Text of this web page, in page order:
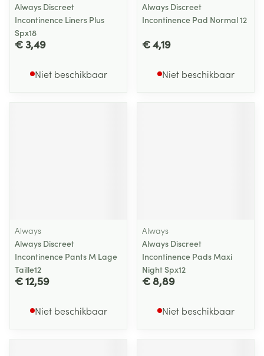
Always Discreet
Incontinence Liners Plus
Spx18
€ 3,49
Niet beschikbaar
Always Discreet
Incontinence Pad Normal 12
€ 4,19
Niet beschikbaar
Always
Always Discreet
Incontinence Pants M Lage
Taille12
€ 12,59
Niet beschikbaar
Always
Always Discreet
Incontinence Pads Maxi
Night Spx12
€ 8,89
Niet beschikbaar